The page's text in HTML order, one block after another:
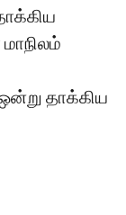
மாநிலம்
தாக்கிய